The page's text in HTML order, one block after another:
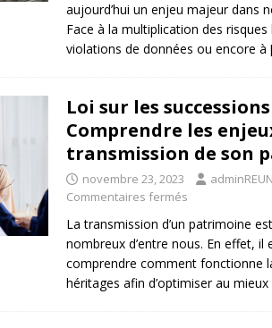
aujourd’hui un enjeu majeur dans
Face à la multiplication des
violations de données ou encore à
Loi sur les
Comprendre les
transmission de son
novembre 23, 2023
Commentaires fermés
La transmission d’un patrimoine
nombreux d’entre nous. En effet, il
comprendre comment fonctionne
héritages afin d’optimiser au